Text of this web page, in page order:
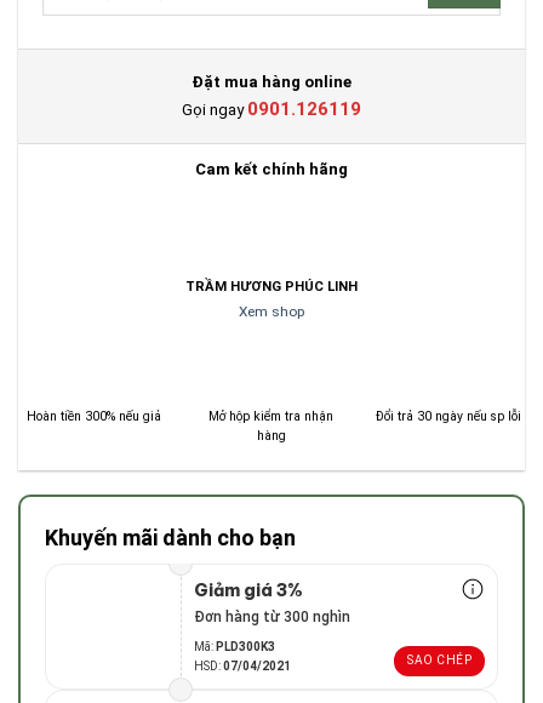
Cam kết chính hãng
TRẦM HƯƠNG PHÚC LINH
Xem shop
Hoàn tiền 300% nếu giả
Mở hộp kiểm tra nhận
hàng
Đổi trả 30 ngày nếu sp lỗi
Đặt mua hàng online
Gọi ngay 0901.126119
Khuyến mãi dành cho bạn
Giảm giá 3%
Đơn hàng từ 300 nghìn
Mã: PLD300K3
HSD:07/04/2021 SAO CHÉP